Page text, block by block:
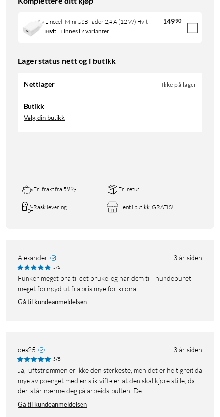
Linocell Mini USB-lader 2,4 A (12 W) Hvit 14990
Hvit Finnes i 2 varianter
Lagerstatus nett og i butikk
Nettlager Ikke på lager
Butikk
Velg din butikk
Fri frakt fra 599,- Fri retur
Rask levering Hent i butikk, GRATIS!
Alexander 3 år siden
5/5
Funker meget bra til det bruke jeg har dem til i hundeburet
meget fornøyd ut fra pris mye for krona
Gå til kundeanmeldelsen
oes25 3 år siden
5/5
Ja, luftstrømmen er ikke den sterkeste, men det er helt greit da
mye av poenget med en slik vifte er at den skal kjøre stille, da
den står nærme deg på arbeids-pulten. De...
Gå til kundeanmeldelsen